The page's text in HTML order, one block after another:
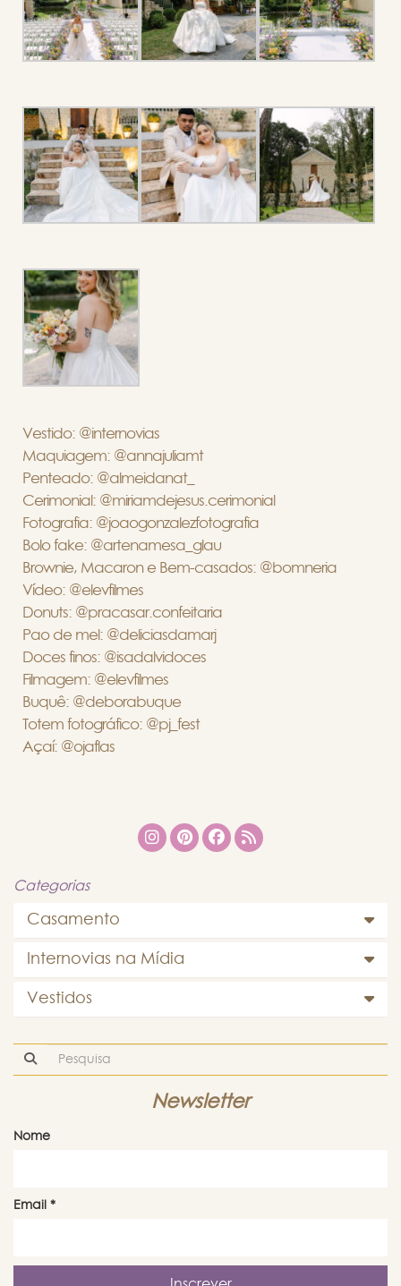
Vestido: @internovias
Maquiagem: @annajuliamt
Penteado: @almeidanat_
Cerimonial: @miriamdejesus.cerimonial
Fotografia: @joaogonzalezfotografia
Bolo fake: @artenamesa_glau
Brownie, Macaron e Bem-casados: @bomneria
Vídeo: @elevfilmes
Donuts: @pracasar.confeitaria
Pao de mel: @deliciasdamarj
Doces finos: @isadalvidoces
Filmagem: @elevfilmes
Buquê: @deborabuque
Totem fotográfico: @pj_fest
Açaí: @ojaflas
Categorias
Casamento
Internovias na Mídia
Vestidos
Newsletter
Nome
Email *